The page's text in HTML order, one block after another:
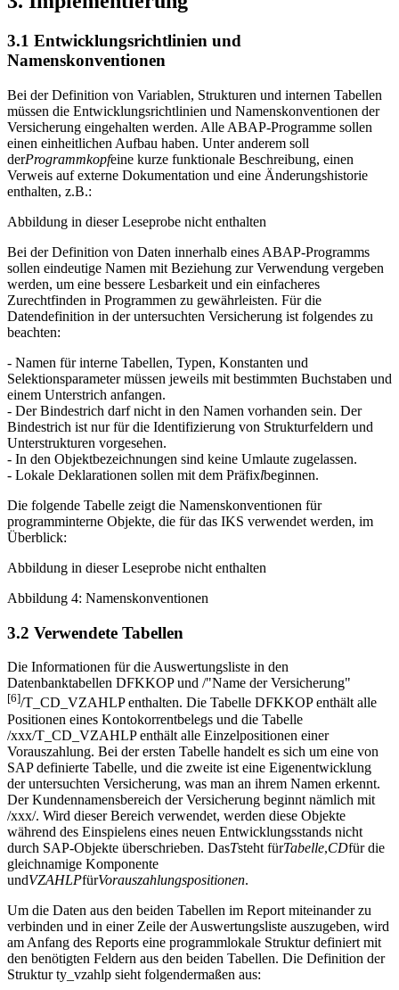
3.1 Entwicklungsrichtlinien und
Namenskonventionen
Bei der Definition von Variablen, Strukturen und internen Tabellen
müssen die Entwicklungsrichtlinien und Namenskonventionen der
Versicherung eingehalten werden. Alle ABAP-Programme sollen
einen einheitlichen Aufbau haben. Unter anderem soll
derProgrammkopfeine kurze funktionale Beschreibung, einen
Verweis auf externe Dokumentation und eine Änderungshistorie
enthalten, z.B.:
Abbildung in dieser Leseprobe nicht enthalten
Bei der Definition von Daten innerhalb eines ABAP-Programms
sollen eindeutige Namen mit Beziehung zur Verwendung vergeben
werden, um eine bessere Lesbarkeit und ein einfacheres
Zurechtfinden in Programmen zu gewährleisten. Für die
Datendefinition in der untersuchten Versicherung ist folgendes zu
beachten:
- Namen für interne Tabellen, Typen, Konstanten und
Selektionsparameter müssen jeweils mit bestimmten Buchstaben und
einem Unterstrich anfangen.
- Der Bindestrich darf nicht in den Namen vorhanden sein. Der
Bindestrich ist nur für die Identifizierung von Strukturfeldern und
Unterstrukturen vorgesehen.
- In den Objektbezeichnungen sind keine Umlaute zugelassen.
- Lokale Deklarationen sollen mit dem Präfixlbeginnen.
Die folgende Tabelle zeigt die Namenskonventionen für
programminterne Objekte, die für das IKS verwendet werden, im
Überblick:
Abbildung in dieser Leseprobe nicht enthalten
Abbildung 4: Namenskonventionen
3.2 Verwendete Tabellen
Die Informationen für die Auswertungsliste in den
Datenbanktabellen DFKKOP und /"Name der Versicherung"
[6]/T_CD_VZAHLP enthalten. Die Tabelle DFKKOP enthält alle
Positionen eines Kontokorrentbelegs und die Tabelle
/xxx/T_CD_VZAHLP enthält alle Einzelpositionen einer
Vorauszahlung. Bei der ersten Tabelle handelt es sich um eine von
SAP definierte Tabelle, und die zweite ist eine Eigenentwicklung
der untersuchten Versicherung, was man an ihrem Namen erkennt.
Der Kundennamensbereich der Versicherung beginnt nämlich mit
/xxx/. Wird dieser Bereich verwendet, werden diese Objekte
während des Einspielens eines neuen Entwicklungsstands nicht
durch SAP-Objekte überschrieben. DasTsteht fürTabelle,CDfür die
gleichnamige Komponente
undVZAHLPfürVorauszahlungspositionen.
Um die Daten aus den beiden Tabellen im Report miteinander zu
verbinden und in einer Zeile der Auswertungsliste auszugeben, wird
am Anfang des Reports eine programmlokale Struktur definiert mit
den benötigten Feldern aus den beiden Tabellen. Die Definition der
Struktur ty_vzahlp sieht folgendermaßen aus: